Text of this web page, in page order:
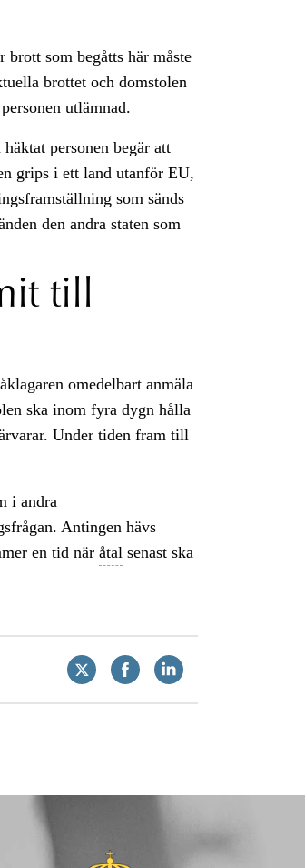
som begåtts här måste
brottet och domstolen
utlämnad.
personen begär att
grips i ett land utanför EU,
som sänds
den andra staten som
till
omedelbart anmäla
ska inom fyra dygn hålla
Under tiden fram till
i andra
Antingen hävs
en tid när åtal senast ska